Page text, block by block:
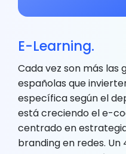
E-Learning.
Cada vez son más las
españolas que
específica según el
está creciendo el e-
centrado en
branding en redes. Un